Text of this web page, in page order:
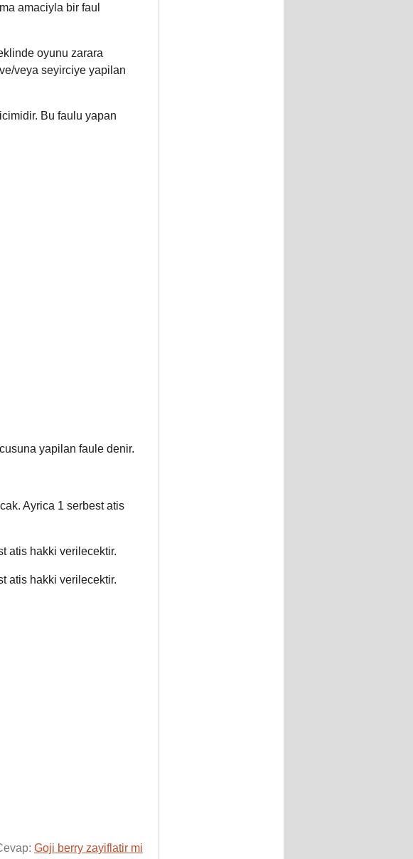
amaciyla bir faul
oyunu zarara
veya seyirciye yapilan
Bu faulu yapan
yapilan faule denir.
Ayrica 1 serbest atis
atis hakki verilecektir.
atis hakki verilecektir.
Goji berry zayiflatir mi